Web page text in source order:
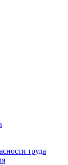
труда